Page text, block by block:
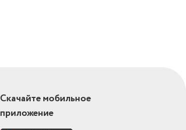
Скачайте мобильное
приложение